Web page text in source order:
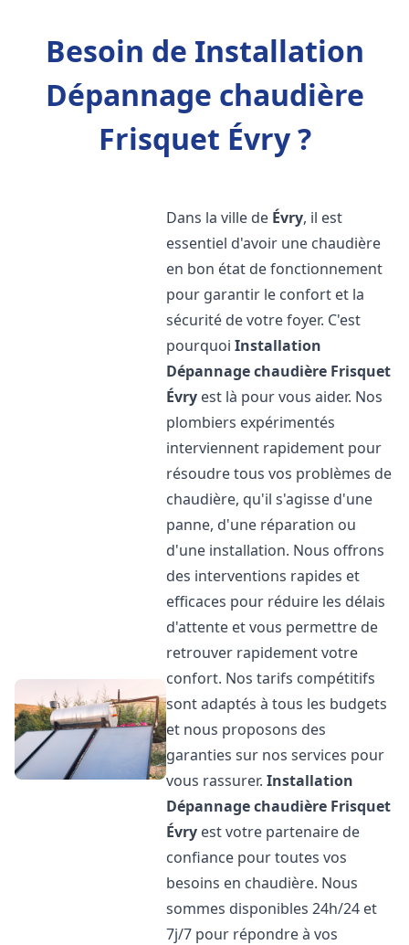
Besoin de Installation
Dépannage chaudière
Frisquet Évry ?
Dans la ville de Évry, il est
essentiel d'avoir une chaudière
en bon état de fonctionnement
pour garantir le confort et la
sécurité de votre foyer. C'est
pourquoiInstallation
Dépannage chaudière Frisquet
Évry est là pour vous aider. Nos
plombiers expérimentés
interviennent rapidement pour
résoudre tous vos problèmes de
chaudière, qu'il s'agisse d'une
panne, d'une réparation ou
d'une installation. Nous offrons
des interventions rapides et
efficaces pour réduire les délais
d'attente et vous permettre de
retrouver rapidement votre
confort. Nos tarifs compétitifs
sont adaptés à tous les budgets
et nous proposons des
garanties sur nos services pour
vous rassurer.Installation
Dépannage chaudière Frisquet
Évry est votre partenaire de
confiance pour toutes vos
besoins en chaudière. Nous
sommes disponibles 24h/24 et
7j/7 pour répondre à vos